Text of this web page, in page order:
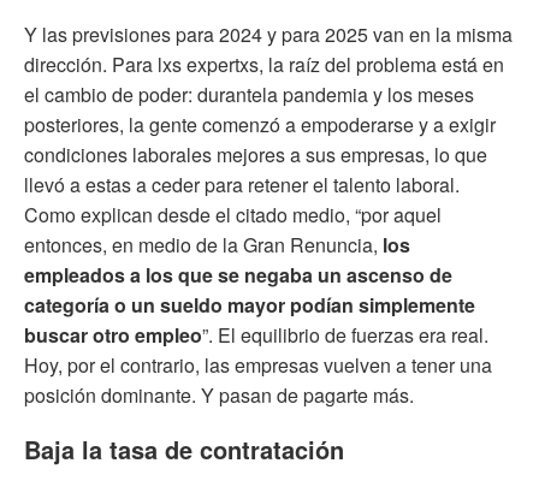
Y las previsiones para 2024 y para 2025 van en la misma
dirección. Para lxs expertxs, la raíz del problema está en
el cambio de poder: durantela pandemia y los meses
posteriores, la gente comenzó a empoderarse y a exigir
condiciones laborales mejores a sus empresas, lo que
llevó a estas a ceder para retener el talento laboral.
Como explican desde el citado medio, “por aquel
entonces, en medio de la Gran Renuncia, los
empleados a los que se negaba un ascenso de
categoría o un sueldo mayor podían simplemente
buscar otro empleo”. El equilibrio de fuerzas era real.
Hoy, por el contrario, las empresas vuelven a tener una
posición dominante. Y pasan de pagarte más.
Baja la tasa de contratación